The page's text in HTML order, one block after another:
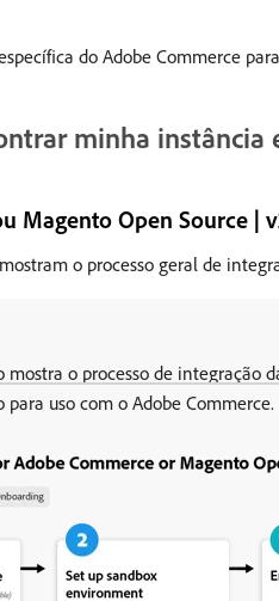
do Adobe Commerce
minha instância
Magento Open Source |
o processo geral de
mostra o processo de integração
uso com o Adobe Commerce.